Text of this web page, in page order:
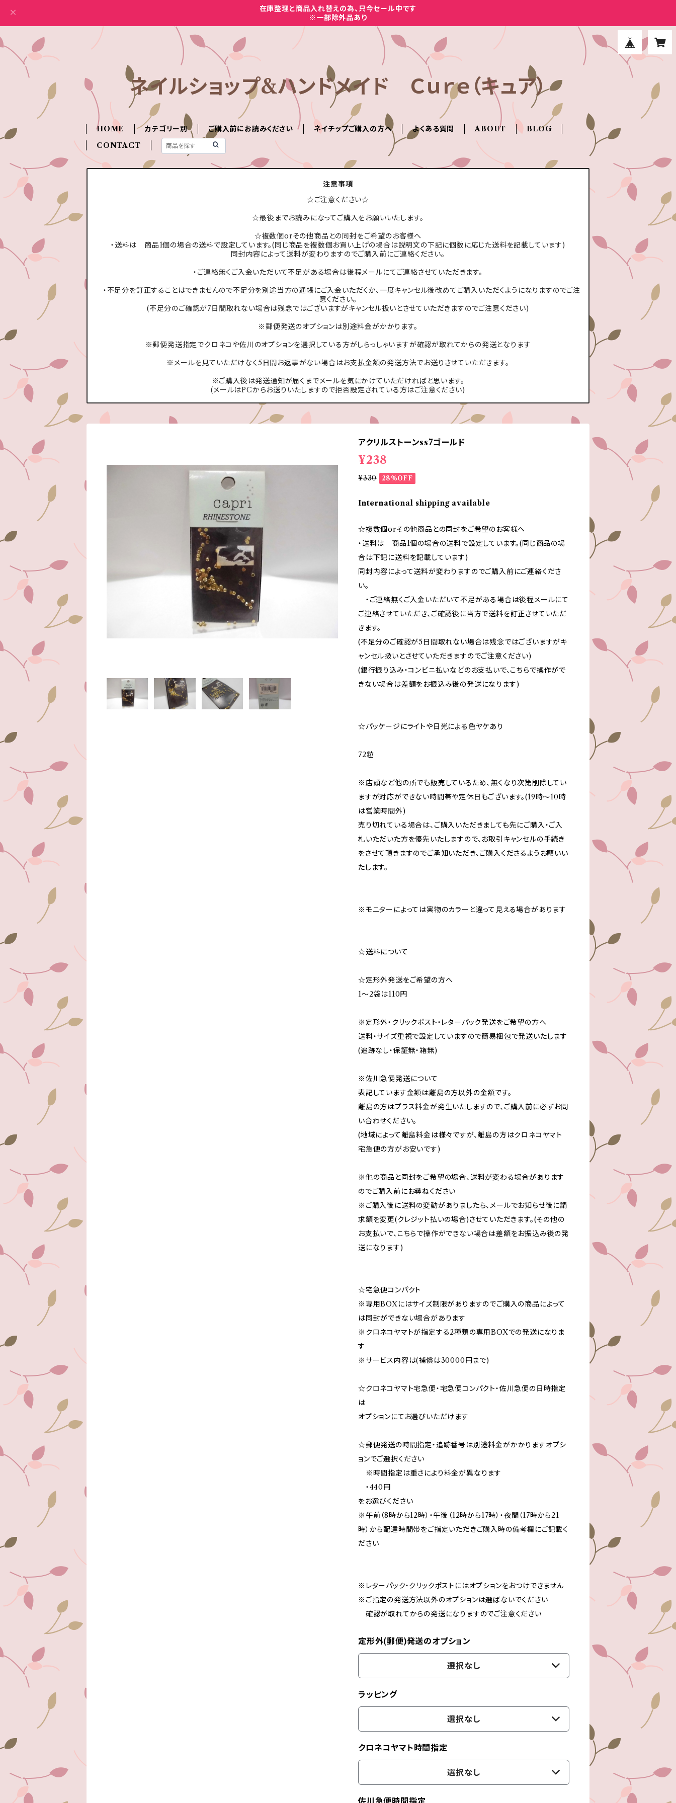
在庫整理と商品入れ替えの為、只今セール中です
※一部除外品あり
ネイルショップ&ハンドメイド Ｃｕｒｅ（キュア）
HOME カテゴリー別 ご購入前にお読みください ネイチップご購入の方へ よくある質問 ABOUT
BLOG
CONTACT
注意事項
☆ご注意ください☆
☆最後までお読みになってご購入をお願いいたします。
☆複数個orその他商品との同封をご希望のお客様へ
・送料は 商品1個の場合の送料で設定しています。(同じ商品を複数個お買い上げの場合は説明文の下記に個数に応じた送料を記載しています)
同封内容によって送料が変わりますのでご購入前にご連絡ください。
・ご連絡無くご入金いただいて不足がある場合は後程メールにてご連絡させていただきます。
・不足分を訂正することはできませんので不足分を別途当方の通帳にご入金いただくか、一度キャンセル後改めてご購入いただくようになりますのでご注
意ください。
(不足分のご確認が7日間取れない場合は残念ではございますがキャンセル扱いとさせていただきますのでご注意ください)
※郵便発送のオプションは別途料金がかかります。
※郵便発送指定でクロネコや佐川のオプションを選択している方がしらっしゃいますが確認が取れてからの発送となります
※メールを見ていただけなく5日間お返事がない場合はお支払金額の発送方法でお送りさせていただきます。
※ご購入後は発送通知が届くまでメールを気にかけていただければと思います。
(メールはPCからお送りいたしますので拒否設定されている方はご注意ください)
アクリルストーンss7ゴールド
¥238
¥330 28%OFF
International shipping available
☆複数個orその他商品との同封をご希望のお客様へ
・送料は 商品1個の場合の送料で設定しています。(同じ商品の場
合は下記に送料を記載しています)
同封内容によって送料が変わりますのでご購入前にご連絡くださ
い。
・ご連絡無くご入金いただいて不足がある場合は後程メールにて
ご連絡させていただき、ご確認後に当方で送料を訂正させていただ
きます。
(不足分のご確認が5日間取れない場合は残念ではございますがキ
ャンセル扱いとさせていただきますのでご注意ください)
(銀行振り込み・コンビニ払いなどのお支払いで、こちらで操作がで
きない場合は差額をお振込み後の発送になります)
☆パッケージにライトや日光による色ヤケあり
72粒
※店頭など他の所でも販売しているため、無くなり次第削除してい
ますが対応ができない時間帯や定休日もございます。(19時～10時
は営業時間外)
売り切れている場合は、ご購入いただきましても先にご購入・ご入
札いただいた方を優先いたしますので、お取引キャンセルの手続き
をさせて頂きますのでご承知いただき、ご購入くださるようお願いい
たします。
※モニターによっては実物のカラーと違って見える場合があります
☆送料について
☆定形外発送をご希望の方へ
1～2袋は110円
※定形外・クリックポスト・レターパック発送をご希望の方へ
送料・サイズ重視で設定していますので簡易梱包で発送いたします
(追跡なし・保証無・箱無)
※佐川急便発送について
表記しています金額は離島の方以外の金額です。
離島の方はプラス料金が発生いたしますので、ご購入前に必ずお問
い合わせください。
(地域によって離島料金は様々ですが、離島の方はクロネコヤマト
宅急便の方がお安いです)
※他の商品と同封をご希望の場合、送料が変わる場合があります
のでご購入前にお尋ねください
※ご購入後に送料の変動がありましたら、メールでお知らせ後に請
求額を変更(クレジット払いの場合)させていただきます。(その他の
お支払いで、こちらで操作ができない場合は差額をお振込み後の発
送になります)
☆宅急便コンパクト
※専用BOXにはサイズ制限がありますのでご購入の商品によって
は同封ができない場合があります
※クロネコヤマトが指定する2種類の専用BOXでの発送になりま
す
※サービス内容は(補償は30000円まで)
☆クロネコヤマト宅急便・宅急便コンパクト・佐川急便の日時指定
は
オプションにてお選びいただけます
☆郵便発送の時間指定・追跡番号は別途料金がかかりますオプシ
ョンでご選択ください
※時間指定は重さにより料金が異なります
・440円
をお選びください
※午前（8時から12時）・午後（12時から17時）・夜間（17時から21
時）から配達時間帯をご指定いただきご購入時の備考欄にご記載く
ださい
※レターパック・クリックポストにはオプションをおつけできません
※ご指定の発送方法以外のオプションは選ばないでください
確認が取れてからの発送になりますのでご注意ください
定形外(郵便)発送のオプション
選択なし
ラッピング
選択なし
クロネコヤマト時間指定
選択なし
佐川急便時間指定